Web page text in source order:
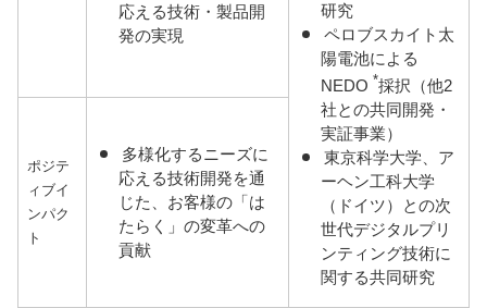
研究
ペロブスカイト太
陽電池による
NEDO *採択（他2
社との共同開発・
実証事業）
東京科学大学、ア
ーヘン工科大学
（ドイツ）との次
世代デジタルプリ
ンティング技術に
関する共同研究
応える技術・製品開
発の実現
ポジテ
ィブイ
ンパク
ト
多様化するニーズに
応える技術開発を通
じた、お客様の「は
たらく」の変革への
貢献